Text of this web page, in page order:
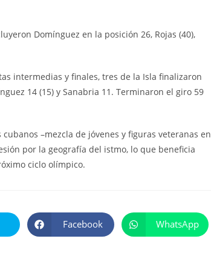
Domínguez en la posición 26, Rojas (40),
intermedias y finales, tres de la Isla finalizaron
14 (15) y Sanabria 11. Terminaron el giro 59
–mezcla de jóvenes y figuras veteranas en
por la geografía del istmo, lo que beneficia
ciclo olímpico.
Se
abre
Facebook Se
abre
WhatsApp